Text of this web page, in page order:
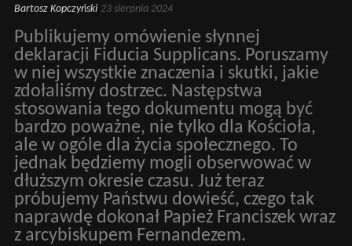
Bartosz Kopczyński 23 sierpnia 2024
Publikujemy omówienie słynnej
deklaracji Fiducia Supplicans. Poruszamy
w niej wszystkie znaczenia i skutki, jakie
zdołaliśmy dostrzec. Następstwa
stosowania tego dokumentu mogą być
bardzo poważne, nie tylko dla Kościoła,
ale w ogóle dla życia społecznego. To
jednak będziemy mogli obserwować w
dłuższym okresie czasu. Już teraz
próbujemy Państwu dowieść, czego tak
naprawdę dokonał Papież Franciszek wraz
z arcybiskupem Fernandezem.